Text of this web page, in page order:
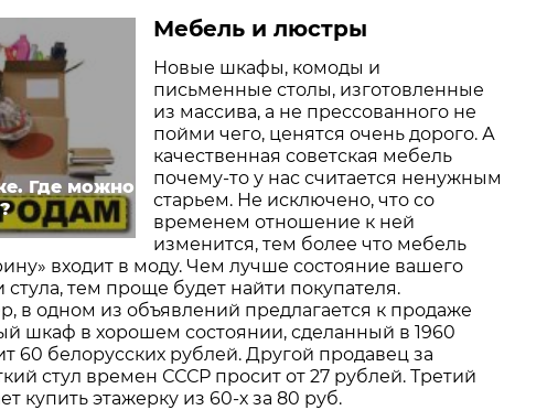
Где можно
Мебель и люстры
Новые шкафы, комоды и
письменные столы, изготовленные
из массива, а не прессованного не
пойми чего, ценятся очень дорого. А
качественная советская мебель
почему-то у нас считается ненужным
старьем. Не исключено, что со
временем отношение к ней
изменится, тем более что мебель
входит в моду. Чем лучше состояние вашего
стула, тем проще будет найти покупателя.
в одном из объявлений предлагается к продаже
шкаф в хорошем состоянии, сделанный в 1960
60 белорусских рублей. Другой продавец за
стул времен СССР просит от 27 рублей. Третий
купить этажерку из 60-х за 80 руб.